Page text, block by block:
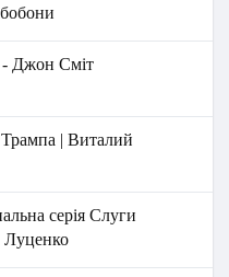
Джон Сміт
| Виталий
серія Слуги